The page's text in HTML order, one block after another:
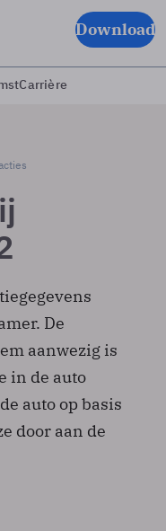
Download
Carrière
De
aanwezig is
in de auto
auto op basis
door aan de